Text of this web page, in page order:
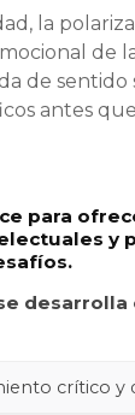
la
de
de sentido
antes que
para
y
desarrolla
crítico y